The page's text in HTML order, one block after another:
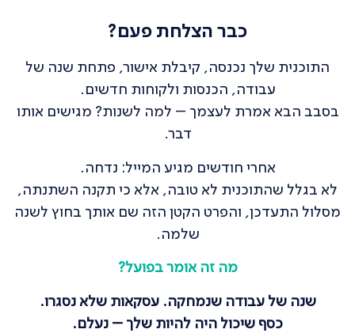
כבר הצלחת פעם?
התוכנית שלך נכנסה, קיבלת אישור, פתחת שנה של
עבודה, הכנסות ולקוחות חדשים.
בסבב הבא אמרת לעצמך – למה לשנות? מגישים אותו
דבר.
אחרי חודשים מגיע המייל: נדחה.
לא בגלל שהתוכנית לא טובה, אלא כי תקנה השתנתה,
מסלול התעדכן, והפרט הקטן הזה שם אותך בחוץ לשנה
שלמה.
מה זה אומר בפועל?
שנה של עבודה שנמחקה. עסקאות שלא נסגרו.
כסף שיכול היה להיות שלך – נעלם.